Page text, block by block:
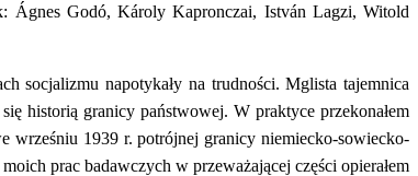
Ágnes Godó, Károly Kapronczai, István Lagzi, Witold
socjalizmu napotykały na trudności. Mglista tajemnica
historią granicy państwowej. W praktyce przekonałem
wrześniu 1939 r. potrójnej granicy niemiecko-sowiecko-
prac badawczych w przeważającej części opierałem